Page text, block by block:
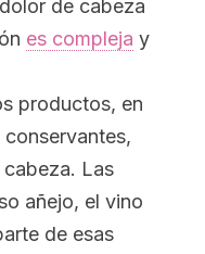
de cabeza
es compleja y
productos, en
Las
añejo, el vino
de esas